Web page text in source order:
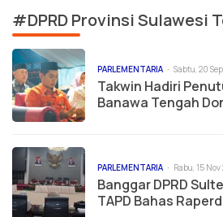
#DPRD Provinsi Sulawesi
PARLEMENTARIA Sabtu, 20
Takwin Hadiri
Banawa Tengah
PARLEMENTARIA Rabu, 15
Banggar DPRD
TAPD Bahas